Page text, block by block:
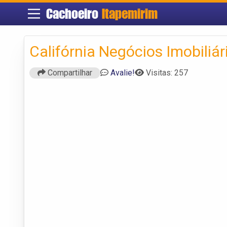
Cachoeiro Itapemirim
Califórnia Negócios
Compartilhar Avalie! Visitas: 257